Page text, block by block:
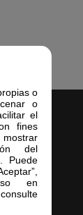
o
o
el
fines
mostrar
del
Puede
en